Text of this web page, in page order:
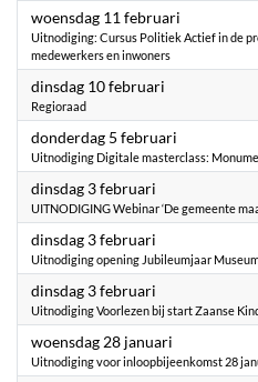
woensdag 11 februari
Uitnodiging: Cursus Politiek Actief in de
medewerkers en inwoners
dinsdag 10 februari
Regioraad
donderdag 5 februari
Uitnodiging Digitale masterclass:
dinsdag 3 februari
UITNODIGING Webinar ‘De gemeente
dinsdag 3 februari
Uitnodiging opening Jubileumjaar
dinsdag 3 februari
Uitnodiging Voorlezen bij start Zaanse
woensdag 28 januari
Uitnodiging voor inloopbijeenkomst 28